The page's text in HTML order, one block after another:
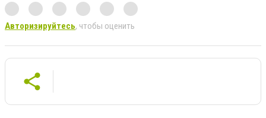
Авторизируйтесь, чтобы оценить